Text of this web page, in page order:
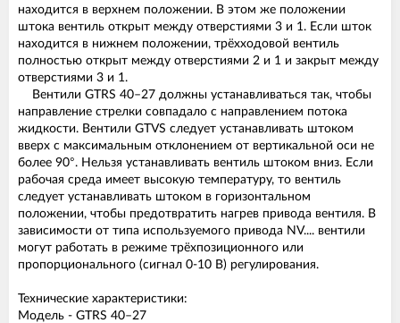
находится в верхнем положении. В этом же положении
штока вентиль открыт между отверстиями 3 и 1. Если шток
находится в нижнем положении, трёхходовой вентиль
полностью открыт между отверстиями 2 и 1 и закрыт между
отверстиями 3 и 1.
Вентили GTRS 40–27 должны устанавливаться так, чтобы
направление стрелки совпадало с направлением потока
жидкости. Вентили GTVS следует устанавливать штоком
вверх с максимальным отклонением от вертикальной оси не
более 90°. Нельзя устанавливать вентиль штоком вниз. Если
рабочая среда имеет высокую температуру, то вентиль
следует устанавливать штоком в горизонтальном
положении, чтобы предотвратить нагрев привода вентиля. В
зависимости от типа используемого привода NV.... вентили
могут работать в режиме трёхпозиционного или
пропорционального (сигнал 0-10 В) регулирования.
Технические характеристики:
Модель - GTRS 40–27